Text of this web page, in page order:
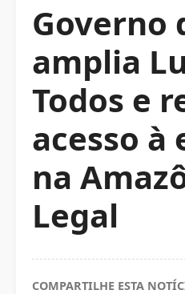
Governo
amplia
Todos e
acesso à
na
Legal
COMPARTILHE ESTA